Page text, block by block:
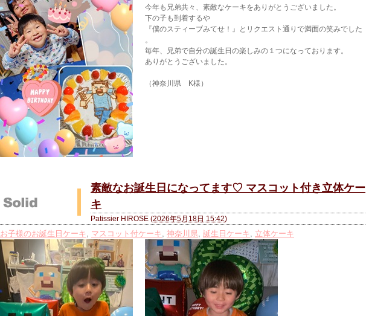
今年も兄弟共々、素敵なケーキをありがとうございました。
下の子も到着するや
『僕のスティーブみてせ！』とリクエスト通りで満面の笑みでした
。
毎年、兄弟で自分の誕生日の楽しみの１つになっております。
ありがとうございました。
（神奈川県 K様）
素敵なお誕生日になってます♡ マスコット付き立体ケー
キ
Patissier HIROSE (2026年5月18日 15:42)
お子様のお誕生日ケーキ, マスコット付ケーキ, 神奈川県, 誕生日ケーキ, 立体ケーキ